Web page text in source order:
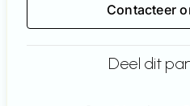
Contacteer
Deel dit